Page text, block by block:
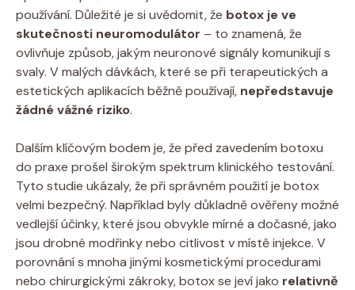
používání. Důležité je si uvědomit, že botox je ve
skutečnosti neuromodulátor – to znamená, že
ovlivňuje způsob, jakým neuronové signály komunikují s
svaly. V malých dávkách, které se při terapeutických a
estetických aplikacích běžně používají, nepředstavuje
žádné vážné riziko.
Dalším klíčovým bodem je, že před zavedením botoxu
do praxe prošel širokým spektrum klinického testování.
Tyto studie ukázaly, že při správném použití je botox
velmi bezpečný. Například byly důkladně ověřeny možné
vedlejší účinky, které jsou obvykle mírné a dočasné, jako
jsou drobné modřinky nebo citlivost v místě injekce. V
porovnání s mnoha jinými kosmetickými procedurami
nebo chirurgickými zákroky, botox se jeví jako relativně